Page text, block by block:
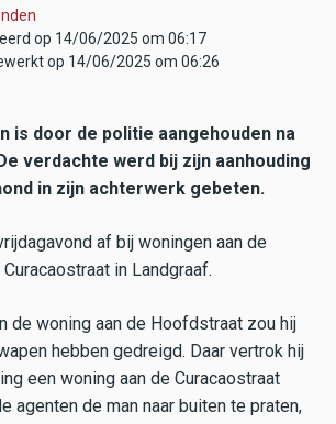
op 14/06/2025 om 06:17
op 14/06/2025 om 06:26
is door de politie aangehouden na
verdachte werd bij zijn aanhouding
in zijn achterwerk gebeten.
af bij woningen aan de
in Landgraaf.
de woning aan de Hoofdstraat zou hij
hebben gedreigd. Daar vertrok hij
een woning aan de Curacaostraat
agenten de man naar buiten te praten,